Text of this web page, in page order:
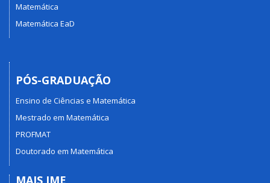
Matemática
Matemática EaD
PÓS-GRADUAÇÃO
Ensino de Ciências e Matemática
Mestrado em Matemática
PROFMAT
Doutorado em Matemática